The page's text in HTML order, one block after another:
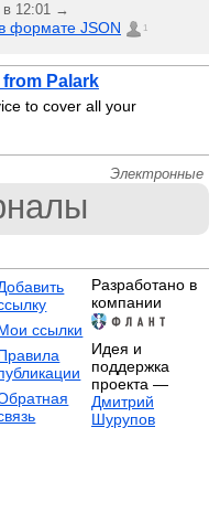
в 12:01 →
формате JSON 1
from Palark
to cover all your
Электронные
ссылки
Разработано в
компании
Идея и
поддержка
проекта —
Дмитрий
Шурупов